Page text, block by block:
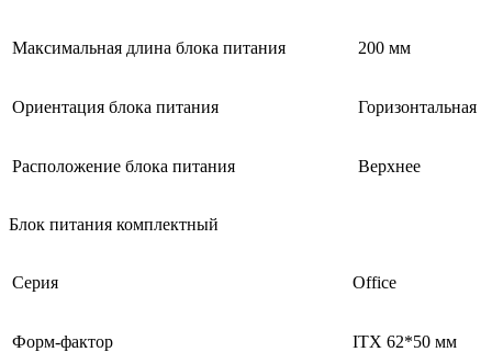
Максимальная длина блока питания 200 мм
Ориентация блока питания Горизонтальная
Расположение блока питания Верхнее
Блок питания комплектный
Серия Office
Форм-фактор ITX 62*50 мм